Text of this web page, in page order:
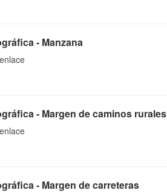
- Manzana
- Margen de caminos rurales
- Margen de carreteras